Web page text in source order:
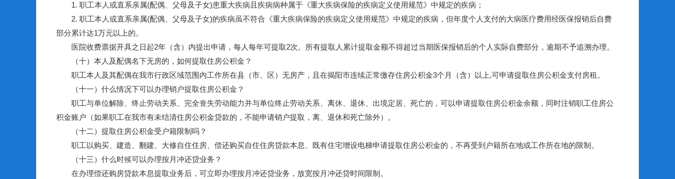
1. 职工本人或直系亲属(配偶、父母及子女)患重大疾病且疾病病种属于《重大疾病保险的疾病定义使用规范》中规定的疾病；
2. 职工本人或直系亲属(配偶、父母及子女)的疾病虽不符合《重大疾病保险的疾病定义使用规范》中规定的疾病，但年度个人支付的大病医疗费用经医保报销后自费
部分累计达1万元以上的。
医院收费票据开具之日起2年（含）内提出申请，每人每年可提取2次。所有提取人累计提取金额不得超过当期医保报销后的个人实际自费部分，逾期不予追溯办理。
（十）本人及配偶名下无房的，如何提取住房公积金？
职工本人及其配偶在我市行政区域范围内工作所在县（市、区）无房产，且在揭阳市连续正常缴存住房公积金3个月（含）以上,可申请提取住房公积金支付房租。
（十一）什么情况下可以办理销户提取住房公积金？
职工与单位解除、终止劳动关系、完全丧失劳动能力并与单位终止劳动关系、离休、退休、出境定居、死亡的，可以申请提取住房公积金余额，同时注销职工住房公
积金账户（如果职工在我市有未结清住房公积金贷款的，不能申请销户提取，离、退休和死亡除外）。
（十二）提取住房公积金受户籍限制吗？
职工以购买、建造、翻建、大修自住住房、偿还购买自住住房贷款本息、既有住宅增设电梯申请提取住房公积金的，不再受到户籍所在地或工作所在地的限制。
（十三）什么时候可以办理按月冲还贷业务？
在办理偿还购房贷款本息提取业务后，可立即办理按月冲还贷业务，放宽按月冲还贷时间限制。